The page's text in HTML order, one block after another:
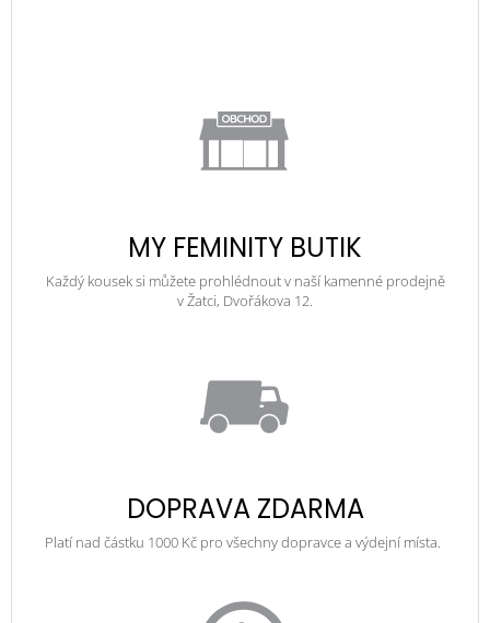
MY FEMINITY BUTIK
Každý kousek si můžete prohlédnout v naší kamenné prodejně
v Žatci, Dvořákova 12.
DOPRAVA ZDARMA
Platí nad částku 1000 Kč pro všechny dopravce a výdejní místa.